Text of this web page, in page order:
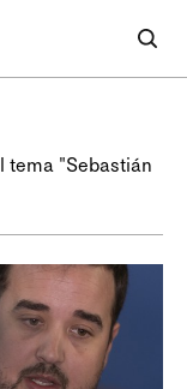
tema "Sebastián